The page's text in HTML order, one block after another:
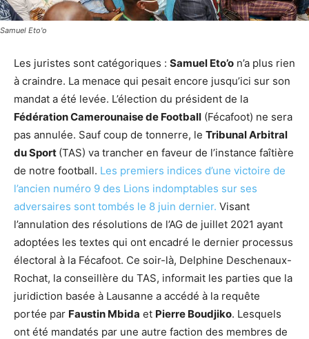
Samuel Eto'o
Les juristes sont catégoriques : Samuel Eto’o n’a plus rien
à craindre. La menace qui pesait encore jusqu’ici sur son
mandat a été levée. L’élection du président de la
Fédération Camerounaise de Football (Fécafoot) ne sera
pas annulée. Sauf coup de tonnerre, le Tribunal Arbitral
du Sport (TAS) va trancher en faveur de l’instance faîtière
de notre football. Les premiers indices d’une victoire de
l’ancien numéro 9 des Lions indomptables sur ses
adversaires sont tombés le 8 juin dernier. Visant
l’annulation des résolutions de l’AG de juillet 2021 ayant
adoptées les textes qui ont encadré le dernier processus
électoral à la Fécafoot. Ce soir-là, Delphine Deschenaux-
Rochat, la conseillère du TAS, informait les parties que la
juridiction basée à Lausanne a accédé à la requête
portée par Faustin Mbida et Pierre Boudjiko. Lesquels
ont été mandatés par une autre faction des membres de